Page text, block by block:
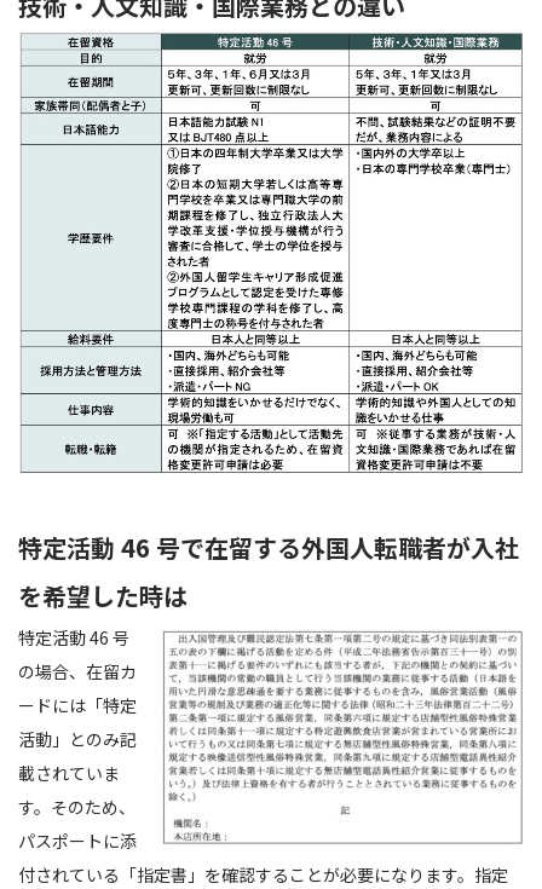
特定活動 46 号で在留する外国人転職者が入社
を希望した時は
特定活動 46 号
の場合、在留カ
ードには「特定
活動」とのみ記
載されていま
す。そのため、
パスポートに添
付されている「指定書」を確認することが必要になります。指定